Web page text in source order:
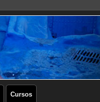
Cursos